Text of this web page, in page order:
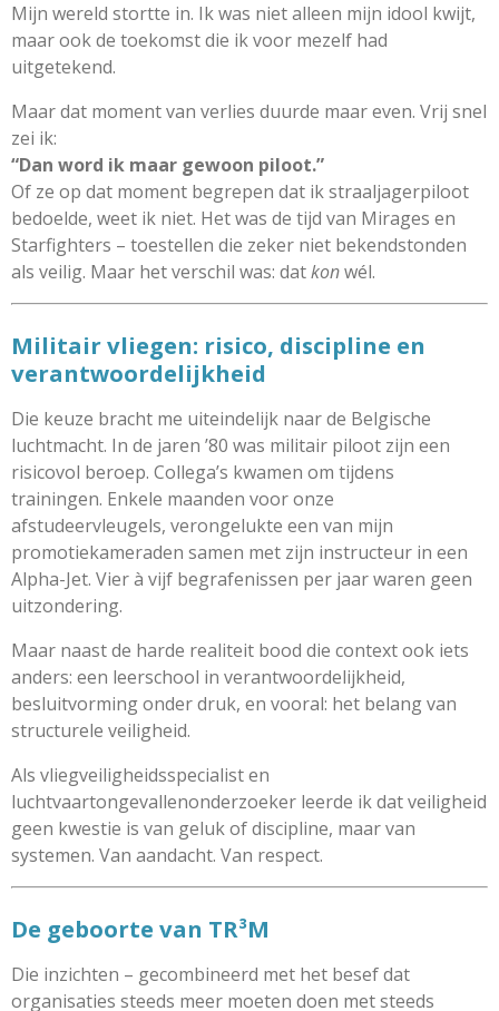
Mijn wereld stortte in. Ik was niet alleen mijn idool kwijt,
maar ook de toekomst die ik voor mezelf had
uitgetekend.
Maar dat moment van verlies duurde maar even. Vrij snel
zei ik:
“Dan word ik maar gewoon piloot.”
Of ze op dat moment begrepen dat ik straaljagerpiloot
bedoelde, weet ik niet. Het was de tijd van Mirages en
Starfighters – toestellen die zeker niet bekendstonden
als veilig. Maar het verschil was: datkonwél.
Militair vliegen: risico, discipline en
verantwoordelijkheid
Die keuze bracht me uiteindelijk naar de Belgische
luchtmacht. In de jaren ’80 was militair piloot zijn een
risicovol beroep. Collega’s kwamen om tijdens
trainingen. Enkele maanden voor onze
afstudeervleugels, verongelukte een van mijn
promotiekameraden samen met zijn instructeur in een
Alpha-Jet. Vier à vijf begrafenissen per jaar waren geen
uitzondering.
Maar naast de harde realiteit bood die context ook iets
anders: een leerschool in verantwoordelijkheid,
besluitvorming onder druk, en vooral: het belang van
structurele veiligheid.
Als vliegveiligheidsspecialist en
luchtvaartongevallenonderzoeker leerde ik dat veiligheid
geen kwestie is van geluk of discipline, maar van
systemen. Van aandacht. Van respect.
De geboorte van TR³M
Die inzichten – gecombineerd met het besef dat
organisaties steeds meer moeten doen met steeds